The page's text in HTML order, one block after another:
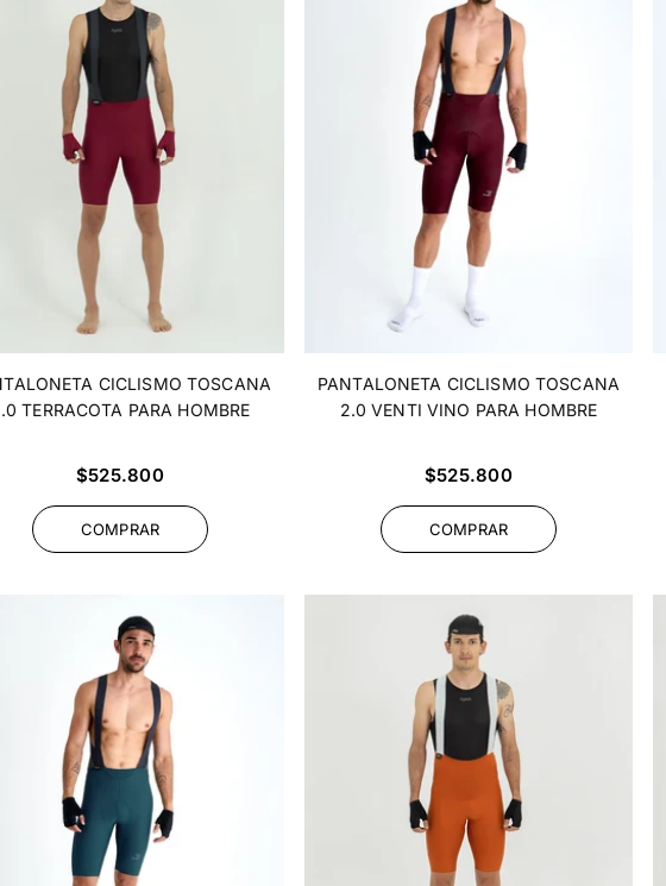
CICLISMO TOSCANA
TERRACOTA PARA HOMBRE
Precio
$525.800
COMPRAR
PANTALONETA CICLISMO TOSCANA
2.0 VENTI VINO PARA HOMBRE
Precio
$525.800
COMPRAR